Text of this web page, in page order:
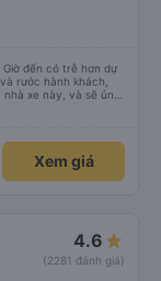
đến có trễ hơn dự
rước hành khách,
xe này, và sẽ ủng
xe này
Xem giá
4.6
(2281 đánh giá)